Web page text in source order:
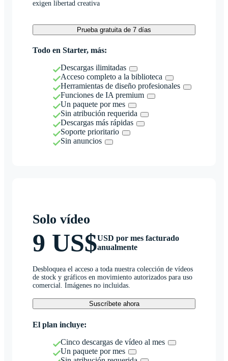
exigen libertad creativa
Prueba gratuita de 7 días
Todo en Starter, más:
Descargas ilimitadas
Acceso completo a la biblioteca
Herramientas de diseño profesionales
Funciones de IA premium
Un paquete por mes
Sin atribución requerida
Descargas más rápidas
Soporte prioritario
Sin anuncios
Solo vídeo
9 US$USD por mes facturado
anualmente
Desbloquea el acceso a toda nuestra colección de vídeos
de stock y gráficos en movimiento autorizados para uso
comercial. Imágenes no incluidas.
Suscríbete ahora
El plan incluye:
Cinco descargas de vídeo al mes
Un paquete por mes